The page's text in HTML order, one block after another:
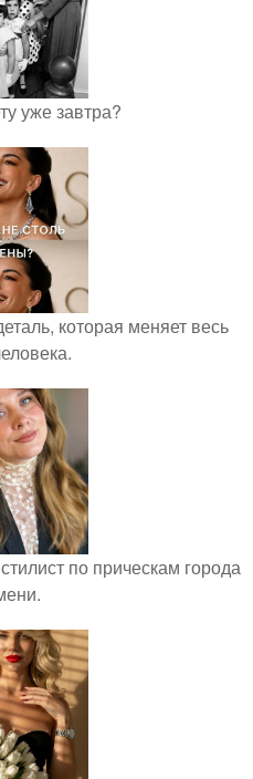
уже завтра?
которая меняет весь
по прическам города